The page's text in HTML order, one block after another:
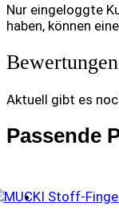
Nur eingeloggte
haben, können
Bewertungen
Aktuell gibt es
Passende